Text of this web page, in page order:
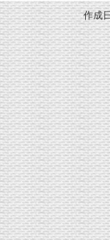
作成